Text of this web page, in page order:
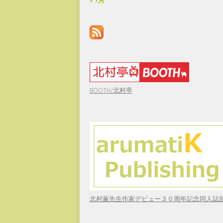
BOOTH/北村亭
北村薫先生作家デビュー３０周年記念同人誌